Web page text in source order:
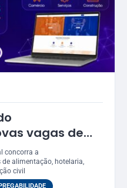
vagas de
concorra a
alimentação, hotelaria,
civil